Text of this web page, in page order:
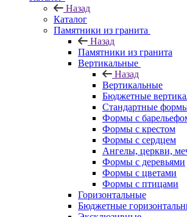
Назад
Каталог
Памятники из гранита
Назад
Памятники из гранита
Вертикальные
Назад
Вертикальные
Бюджетные
Стандартные
Формы с
Формы с крестом
Формы с сердцем
Ангелы, церкви,
Формы с деревьями
Формы с цветами
Формы с птицами
Горизонтальные
Бюджетные